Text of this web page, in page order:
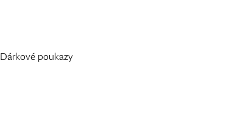
Dárkové poukazy